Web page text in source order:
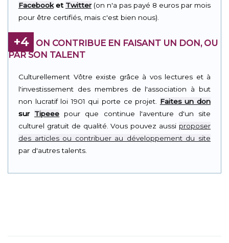
Facebooket Twitter(on n'a pas payé 8 euros par mois
pour être certifiés, mais c'est bien nous).
+4
ON CONTRIBUE EN FAISANT UN DON, OU
PAR SON TALENT
Culturellement Vôtre existe grâce à vos lectures et à
l'investissement des membres de l'association à but
non lucratif loi 1901 qui porte ce projet. Faites un don
sur Tipeee pour que continue l'aventure d'un site
culturel gratuit de qualité. Vous pouvez aussi proposer
des articles ou contribuer au développement du site
par d'autres talents.